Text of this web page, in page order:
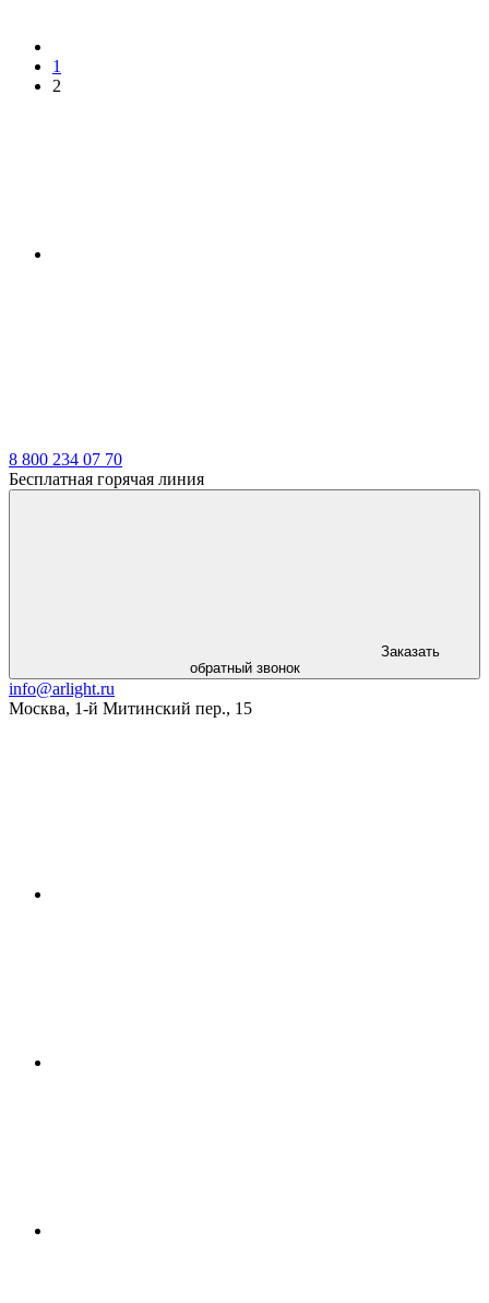
1
2
8 800 234 07 70
Бесплатная горячая линия
Заказать
обратный звонок
info@arlight.ru
Москва, 1-й Митинский пер., 15